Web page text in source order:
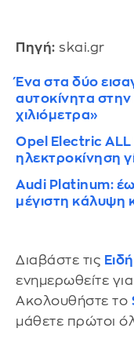
Πηγή: skai.gr
Ένα στα δύο
αυτοκίνητα
χιλιόμετρα»
Opel Electric
ηλεκτροκίνηση
Audi Platinum:
μέγιστη κάλυψη
Διαβάστε τις
ενημερωθείτε
Ακολουθήστε το
μάθετε πρώτοι